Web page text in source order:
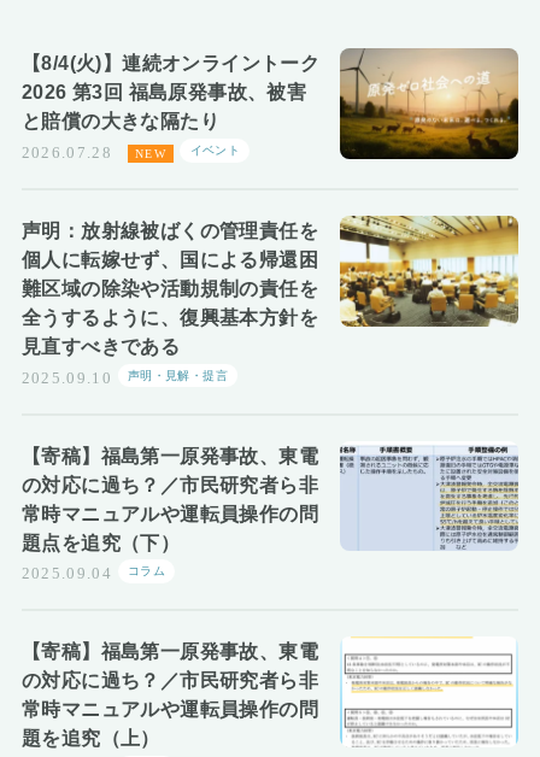
お知らせ
【8/4(火)】連続オンライントーク
2026 第3回 福島原発事故、被害
と賠償の大きな隔たり
2026.07.28 イベント
声明：放射線被ばくの管理責任を
個人に転嫁せず、国による帰還困
難区域の除染や活動規制の責任を
全うするように、復興基本方針を
見直すべきである
2025.09.10 声明・見解・提言
【寄稿】福島第一原発事故、東電
の対応に過ち？／市民研究者ら非
常時マニュアルや運転員操作の問
題点を追究（下）
2025.09.04 コラム
【寄稿】福島第一原発事故、東電
の対応に過ち？／市民研究者ら非
常時マニュアルや運転員操作の問
題を追究（上）